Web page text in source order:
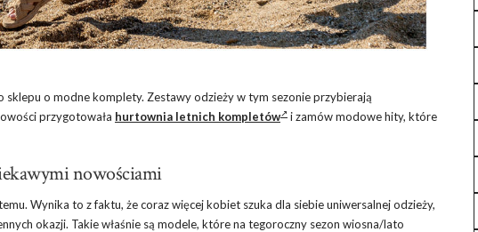
o modne komplety. Zestawy odzieży w tym sezonie przybierają
przygotowała hurtownia letnich kompletów
i zamów modowe hity, które
nowościami
Wynika to z faktu, że coraz więcej kobiet szuka dla siebie uniwersalnej odzieży,
okazji. Takie właśnie są modele, które na tegoroczny sezon wiosna/lato